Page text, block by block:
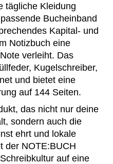
tägliche Kleidung
Bucheinband
Kapital- und
Notizbuch eine
verleiht. Das
Kugelschreiber,
und bietet eine
auf 144 Seiten.
das nicht nur deine
sondern auch die
ehrt und lokale
der NOTE:BUCH
auf eine